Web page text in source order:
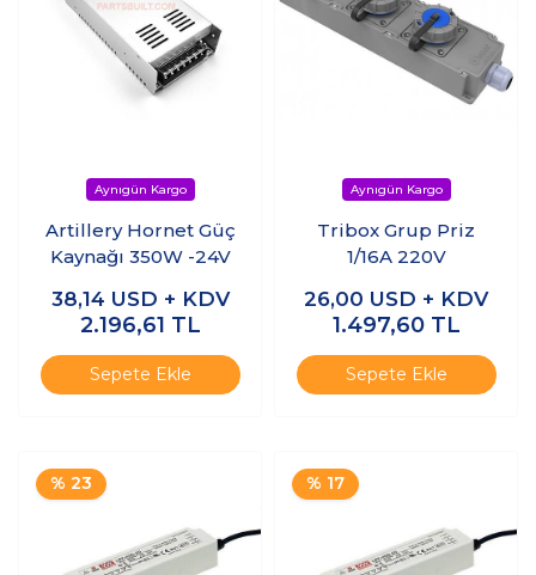
Artillery Hornet Güç
Kaynağı 350W -24V
38,14 USD + KDV
2.196,61 TL
Sepete Ekle
Tribox Grup Priz
1/16A 220V
26,00 USD + KDV
1.497,60 TL
Sepete Ekle
% 23 % 17